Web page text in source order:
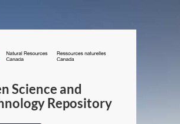
/
Canada
Science and
Repository